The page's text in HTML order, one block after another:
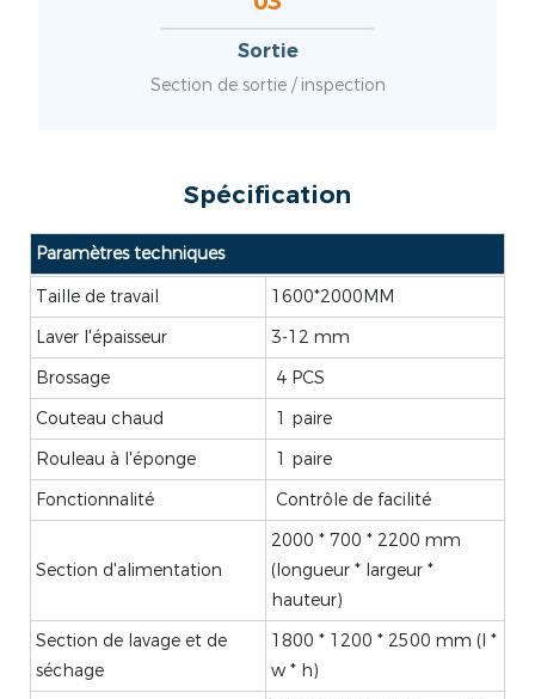
Sortie
Section de sortie / inspection
Spécification
Paramètres techniques
Taille de travail
1600*2000MM
Laver l'épaisseur
3-12 mm
Brossage
4 PCS
Couteau chaud
1 paire
Rouleau à l'éponge
1 paire
Fonctionnalité
Contrôle de facilité
Section d'alimentation
2000 * 700 * 2200 mm
(longueur * largeur *
hauteur)
Section de lavage et de
séchage
1800 * 1200 * 2500 mm (l *
w * h)